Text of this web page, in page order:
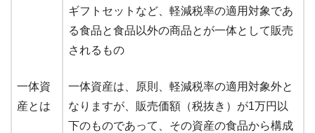
一体資
産とは
ギフトセットなど、軽減税率の適用対象であ
る食品と食品以外の商品とが一体として販売
されるもの
一体資産は、原則、軽減税率の適用対象外と
なりますが、販売価額（税抜き）が1万円以
下のものであって、その資産の食品から構成